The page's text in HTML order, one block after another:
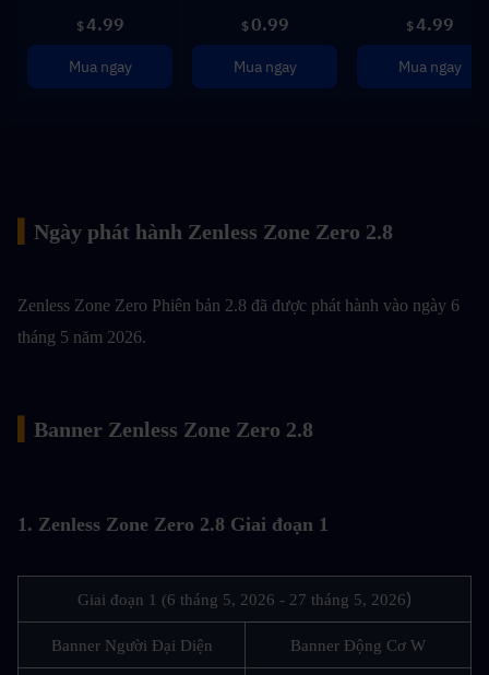
$4.99
Mua ngay
$ 0.99
Mua ngay
$4.99
Mua ngay
Ngày phát hành Zenless Zone Zero 2.8
Zenless Zone Zero Phiên bản 2.8 đã được phát hành vào ngày 6
tháng 5 năm 2026.
Banner Zenless Zone Zero 2.8
1. Zenless Zone Zero 2.8 Giai đoạn 1
Giai đoạn 1 (6 tháng 5, 2026 - 27 tháng 5, 2026)
Banner Người Đại Diện Banner Động Cơ W